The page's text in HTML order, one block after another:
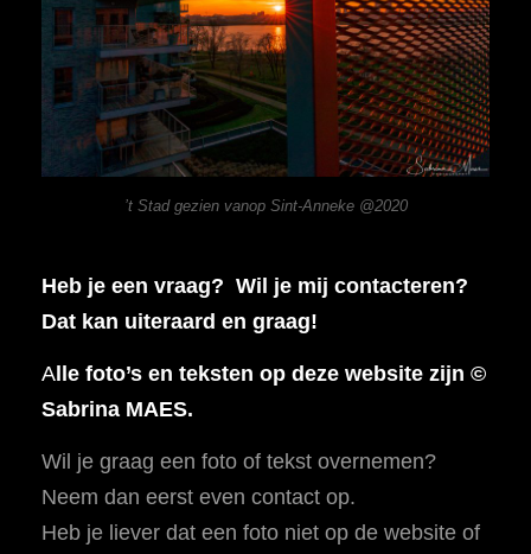
’t Stad gezien vanop Sint-Anneke @2020
Heb je een vraag? Wil je mij contacteren?
Dat kan uiteraard en graag!
Alle foto’s en teksten op deze website zijn ©
Sabrina MAES.
Wil je graag een foto of tekst overnemen?
Neem dan eerst even contact op.
Heb je liever dat een foto niet op de website of